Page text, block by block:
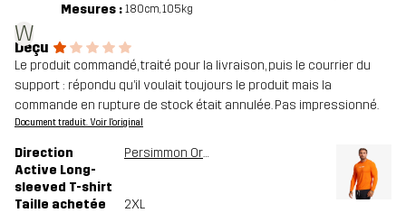
W
Mesures : 180cm, 105kg
Déçu
Le produit commandé, traité pour la livraison, puis le courrier du
support : répondu qu’il voulait toujours le produit mais la
commande en rupture de stock était annulée. Pas impressionné.
Document traduit. Voir l'original
Direction
Active Long-
sleeved T-shirt
Persimmon Orange
Taille achetée 2XL